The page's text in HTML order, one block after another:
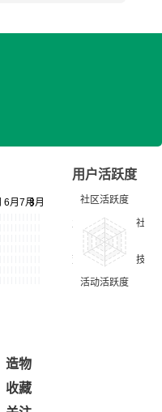
用户活跃度
造物
收藏